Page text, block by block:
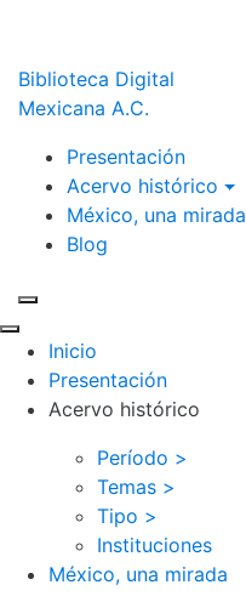
Biblioteca Digital
Mexicana A.C.
Presentación
Acervo histórico
México, una mirada
Blog
Inicio
Presentación
Acervo histórico
Período >
Temas >
Tipo >
Instituciones
México, una mirada